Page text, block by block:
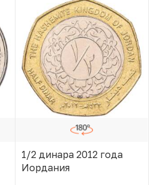
1/2 динара 2012 года
Иордания